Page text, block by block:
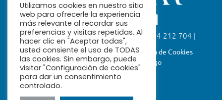
Calle Fabiola, 26. 41004 Sevilla | 954 212 704 |
ribamar@ribamar.org
Aviso LegalPolítica de PrivacidadPolítica de Cookies
Términos y Condiciones de Pago
Utilizamos cookies en nuestro sitio
web para ofrecerle la experiencia
más relevante al recordar sus
preferencias y visitas repetidas. Al
hacer clic en "Aceptar todas",
usted consiente el uso de TODAS
las cookies. Sin embargo, puede
visitar "Configuración de cookies"
para dar un consentimiento
controlado.